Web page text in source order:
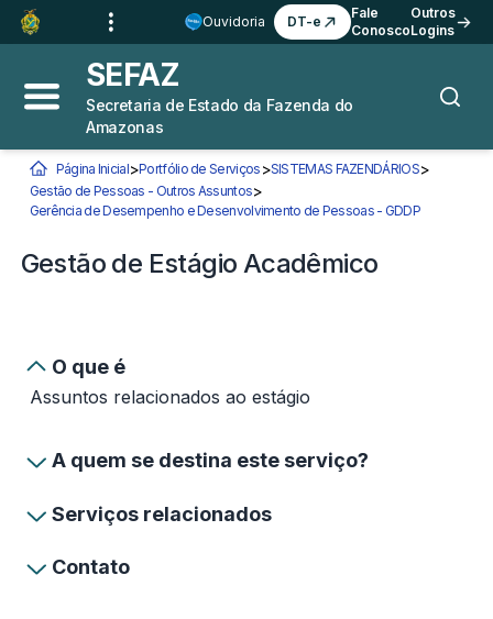
Ir para o
Conteúdo
Ir para a
Navegação 3
Ir para o
Rodapé 4
Ouvidoria DT-e
Fale
Conosco
Outros
Logins
Abrir menu principal
SEFAZ
Secretaria de Estado da Fazenda do
Amazonas
Você está aqui:
Página Inicial>Portfólio de Serviços >SISTEMAS FAZENDÁRIOS>
Gestão de Pessoas - Outros Assuntos>
Gerência de Desempenho e Desenvolvimento de Pessoas - GDDP
Gestão de Estágio Acadêmico
O que é
Assuntos relacionados ao estágio
A quem se destina este serviço?
Serviços relacionados
Contato